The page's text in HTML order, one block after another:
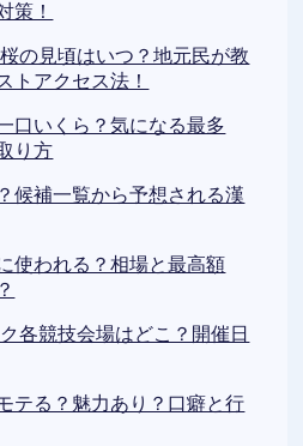
策！
の見頃はいつ？地元民が教
トアクセス法！
口いくら？気になる最多
り方
候補一覧から予想される漢
使われる？相場と最高額
各競技会場はどこ？開催日
テる？魅力あり？口癖と行